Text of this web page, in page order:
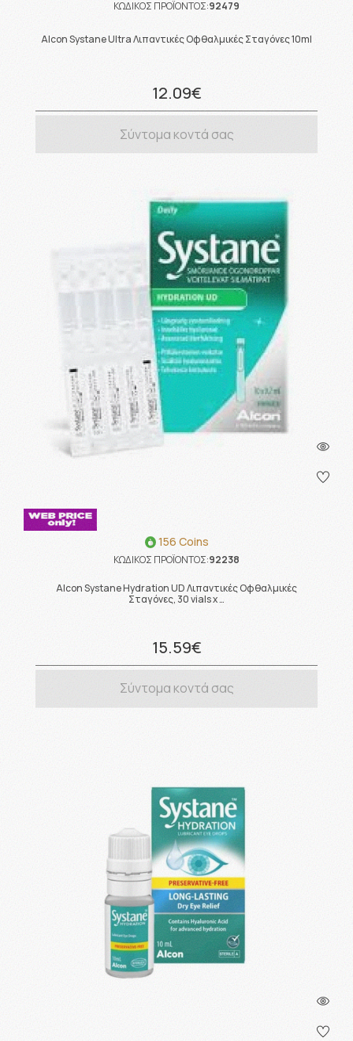
ΚΩΔΙΚΟΣ ΠΡΟΪΟΝΤΟΣ:92479
Alcon Systane Ultra Λιπαντικές Οφθαλμικές Σταγόνες 10ml
12.09€
Σύντομα κοντά σας
156 Coins
ΚΩΔΙΚΟΣ ΠΡΟΪΟΝΤΟΣ:92238
Alcon Systane Hydration UD Λιπαντικές Οφθαλμικές
Σταγόνες, 30 vials x …
15.59€
Σύντομα κοντά σας